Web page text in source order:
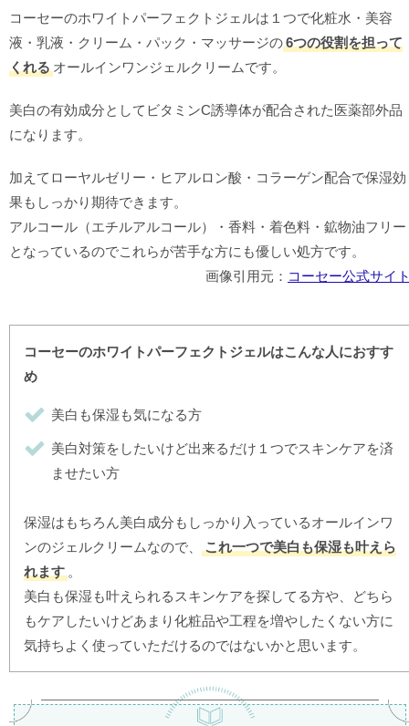
コーセーのホワイトパーフェクトジェルは１つで化粧水・美容
液・乳液・クリーム・パック・マッサージの6つの役割を担って
くれる オールインワンジェルクリームです。
美白の有効成分としてビタミンC誘導体が配合された医薬部外品
になります。
加えてローヤルゼリー・ヒアルロン酸・コラーゲン配合で保湿効
果もしっかり期待できます。
アルコール（エチルアルコール）・香料・着色料・鉱物油フリー
となっているのでこれらが苦手な方にも優しい処方です。
画像引用元： コーセー公式サイ
コーセーのホワイトパーフェクトジェルはこんな人におすす
め
美白も保湿も気になる方
美白対策をしたいけど出来るだけ１つでスキンケアを済
ませたい方
保湿はもちろん美白成分もしっかり入っているオールインワ
ンのジェルクリームなので、
これ一つで美白も保湿も叶えら
れます 。
美白も保湿も叶えられるスキンケアを探してる方や、どちら
もケアしたいけどあまり化粧品や工程を増やしたくない方に
気持ちよく使っていただけるのではないかと思います。